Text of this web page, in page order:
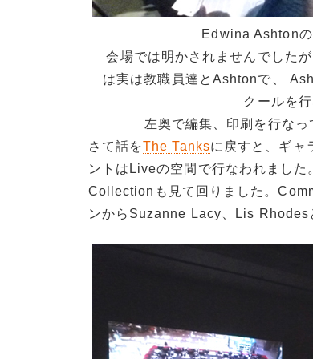
Edwina Ashtonの
会場では明かされませんでした
は実は教職員達とAshtonで、
クールを
左奥で編集、印刷を行な
さて話をThe Tanksに戻すと、ギ
ントはLiveの空間で行なわれまし
Collectionも見て回りました。
ンからSuzanne Lacy、Lis Rhodes